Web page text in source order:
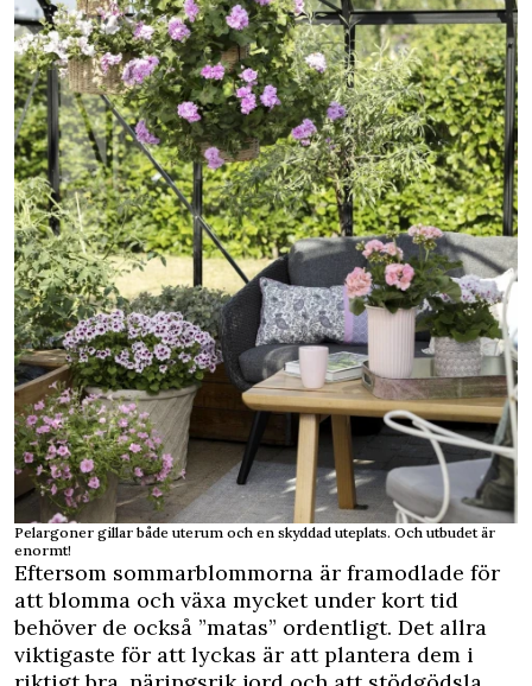
Pelargoner gillar både uterum och en skyddad uteplats. Och utbudet är
enormt!
Eftersom sommarblommorna är framodlade för
att blomma och växa mycket under kort tid
behöver de också ”matas” ordentligt. Det allra
viktigaste för att lyckas är att plantera dem i